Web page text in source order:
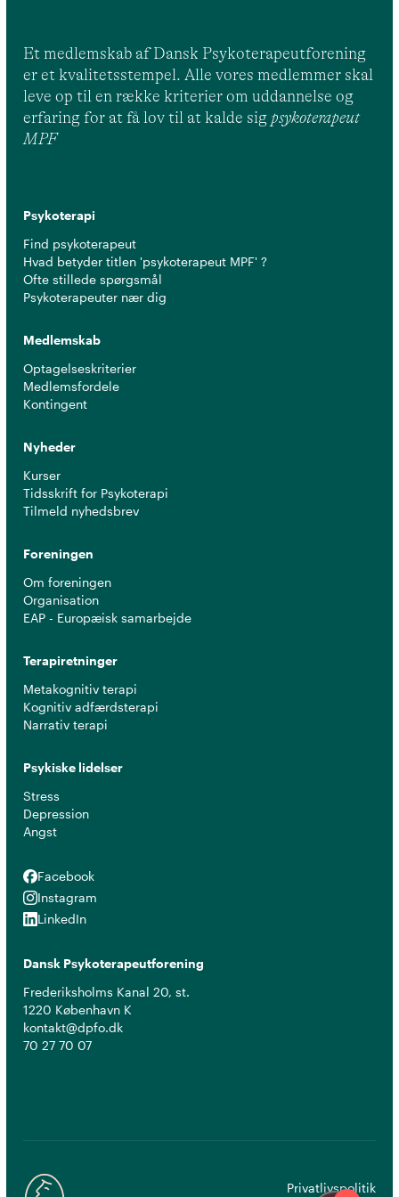
Et medlemskab af Dansk Psykoterapeutforening
er et kvalitetsstempel. Alle vores medlemmer skal
leve op til en række kriterier om uddannelse og
erfaring for at få lov til at kalde sig psykoterapeut
MPF
Psykoterapi
Find psykoterapeut
Hvad betyder titlen 'psykoterapeut MPF' ?
Ofte stillede spørgsmål
Psykoterapeuter nær dig
Medlemskab
Optagelseskriterier
Medlemsfordele
Kontingent
Nyheder
Kurser
Tidsskrift for Psykoterapi
Tilmeld nyhedsbrev
Foreningen
Om foreningen
Organisation
EAP - Europæisk samarbejde
Terapiretninger
Metakognitiv terapi
Kognitiv adfærdsterapi
Narrativ terapi
Psykiske lidelser
Stress
Depression
Angst
Facebook
Facebook
Instagram
Instagram
LinkedIn
LinkedIn
Dansk Psykoterapeutforening
Frederiksholms Kanal 20, st.
1220 København K
kontakt@dpfo.dk
70 27 70 07
Privatlivspolitik